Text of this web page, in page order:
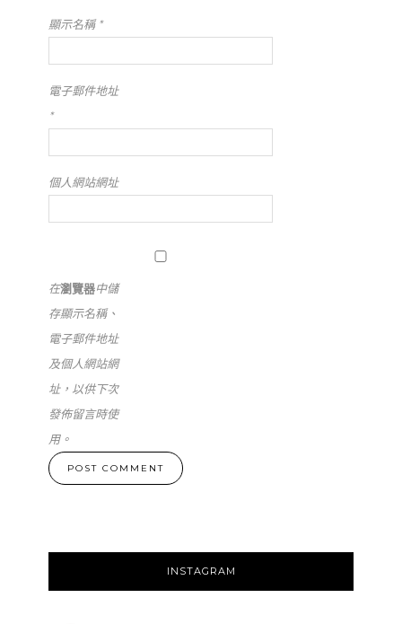
顯示名稱*
電子郵件地址
*
個人網站網址
在瀏覽器中儲
存顯示名稱、
電子郵件地址
及個人網站網
址，以供下次
發佈留言時使
用。
INSTAGRAM